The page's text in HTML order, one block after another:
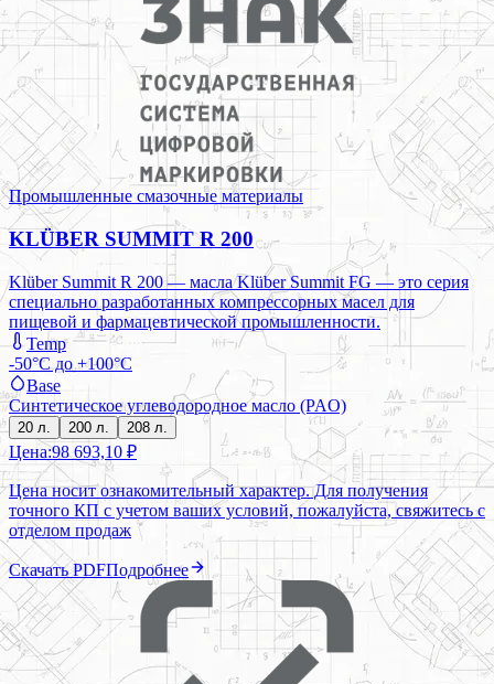
Промышленные смазочные материалы
KLÜBER SUMMIT R 200
Klüber Summit R 200 — масла Klüber Summit FG — это серия
специально разработанных компрессорных масел для
пищевой и фармацевтической промышленности.
Temp
-50°C до +100°C
Base
Синтетическое углеводородное масло (PAO)
20 л. 200 л. 208 л.
Цена:98 693,10 ₽
Цена носит ознакомительный характер. Для получения
точного КП с учетом ваших условий, пожалуйста, свяжитесь с
отделом продаж
Скачать PDFПодробнее